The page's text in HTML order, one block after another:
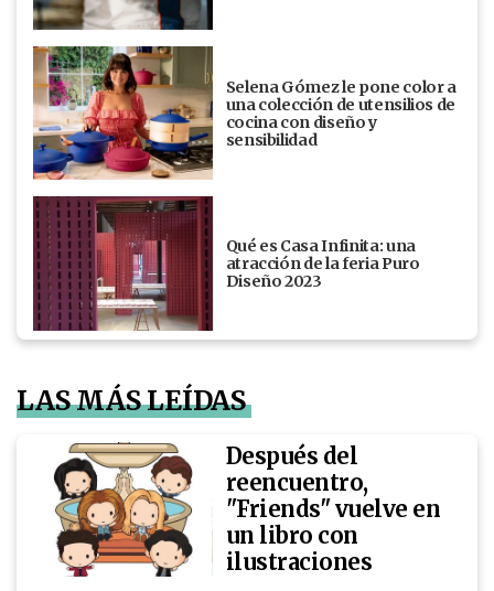
Selena Gómez le pone color a
una colección de utensilios de
cocina con diseño y
sensibilidad
Qué es Casa Infinita: una
atracción de la feria Puro
Diseño 2023
LAS MÁS LEÍDAS
Después del
reencuentro,
"Friends" vuelve en
un libro con
ilustraciones